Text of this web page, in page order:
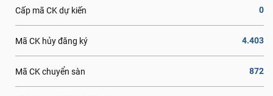
Cấp mã CK dự kiến 0
Mã CK hủy đăng ký 4.403
Mã CK chuyển sàn 872